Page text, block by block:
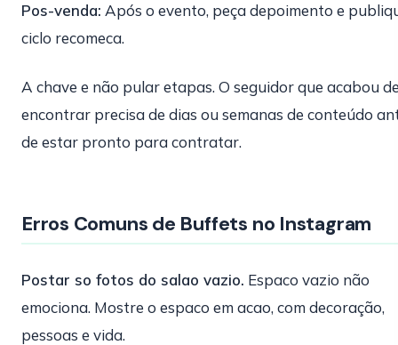
Pos-venda: Após o evento, peça depoimento e
ciclo recomeca.
A chave e não pular etapas. O seguidor que acabou
encontrar precisa de dias ou semanas de conteúdo
de estar pronto para contratar.
Erros Comuns de Buffets no Instagram
Postar so fotos do salao vazio. Espaco vazio não
emociona. Mostre o espaco em acao, com decoração,
pessoas e vida.